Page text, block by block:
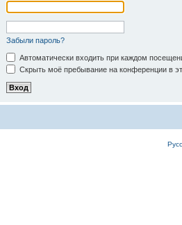
Забыли пароль?
Автоматически входить при каждом
Скрыть моё пребывание на конференции в